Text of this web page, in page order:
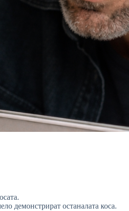
демонстрират останалата коса.